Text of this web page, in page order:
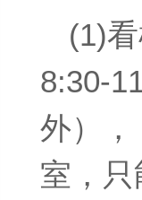
(1)
8:30-
外）
，
室，